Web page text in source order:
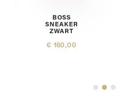
BOSS
SNEAKER
ZWART
€ 160,00